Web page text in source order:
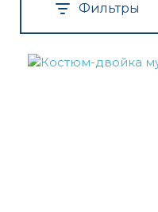
Фильтры